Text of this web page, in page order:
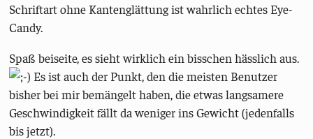
Schriftart ohne Kantenglättung ist wahrlich echtes Eye-
Candy.
Spaß beiseite, es sieht wirklich ein bisschen hässlich aus.
Es ist auch der Punkt, den die meisten Benutzer
bisher bei mir bemängelt haben, die etwas langsamere
Geschwindigkeit fällt da weniger ins Gewicht (jedenfalls
bis jetzt).